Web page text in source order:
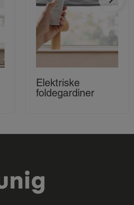
Elektriske
foldegardiner